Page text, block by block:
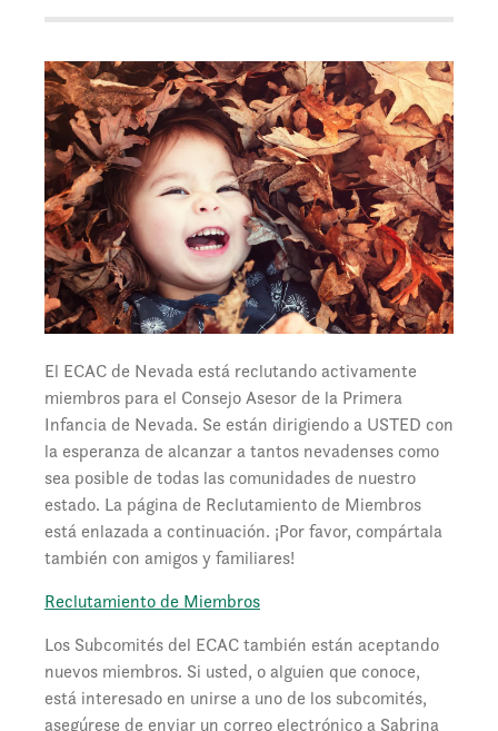
El ECAC de Nevada está reclutando activamente
miembros para el Consejo Asesor de la Primera
Infancia de Nevada. Se están dirigiendo a USTED con
la esperanza de alcanzar a tantos nevadenses como
sea posible de todas las comunidades de nuestro
estado. La página de Reclutamiento de Miembros
está enlazada a continuación. ¡Por favor, compártala
también con amigos y familiares!
Reclutamiento de Miembros
Los Subcomités del ECAC también están aceptando
nuevos miembros. Si usted, o alguien que conoce,
está interesado en unirse a uno de los subcomités,
asegúrese de enviar un correo electrónico a Sabrina